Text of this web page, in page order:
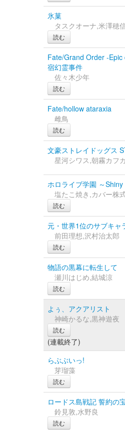
氷菓
タスクオーナ,米澤穂
読む
Fate/Grand Order
宿幻霊事件
佐々木少年
読む
Fate/hollow ataraxia
雌鳥
読む
文豪ストレイドッグス
星河シワス,朝霧カフカ
ホロライブ学園 ～Shiny
塩たこ焼き,カバー株
読む
元・世界1位のサブキャ
前田理想,沢村治太郎
読む
物語の黒幕に転生して
瀬川はじめ,結城涼
読む
よぅ、アクアリスト
神崎かるな,黒神遊夜
読む
(連載終了)
らぶぶいっ!
芽瑠藻
読む
ロードス島戦記 誓約の
鈴見敦,水野良
読む